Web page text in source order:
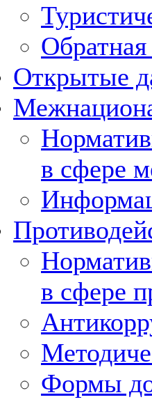
Обратная
Открытые
в сфере
в сфере
Формы